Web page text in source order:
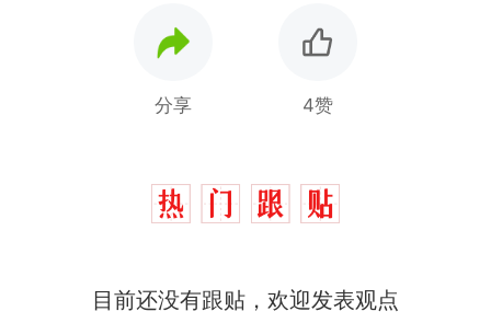
分享 4赞
目前还没有跟贴，欢迎发表观点